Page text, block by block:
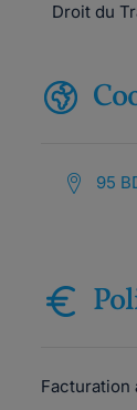
Droit du
95
Facturation